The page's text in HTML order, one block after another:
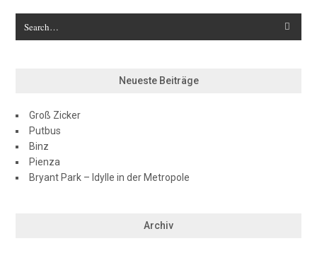
Neueste Beiträge
Groß Zicker
Putbus
Binz
Pienza
Bryant Park – Idylle in der Metropole
Archiv